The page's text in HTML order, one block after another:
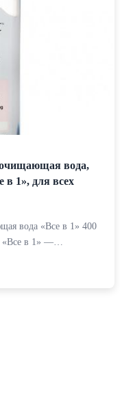
вода,
в 1», для всех
вода «Все в 1» 400
«Все в 1» —…